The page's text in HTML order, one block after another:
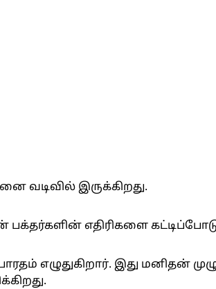
வடிவில் இருக்கிறது.
எதிரிகளை
எழுதுகிறார். இது மனிதன்